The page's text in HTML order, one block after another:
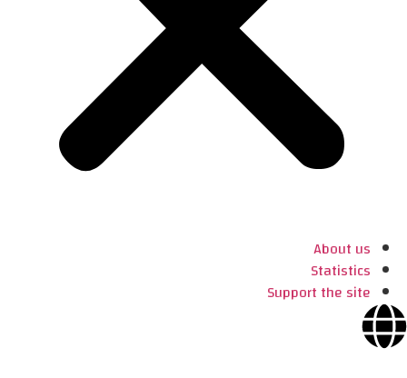
About us
Statistics
Support the site